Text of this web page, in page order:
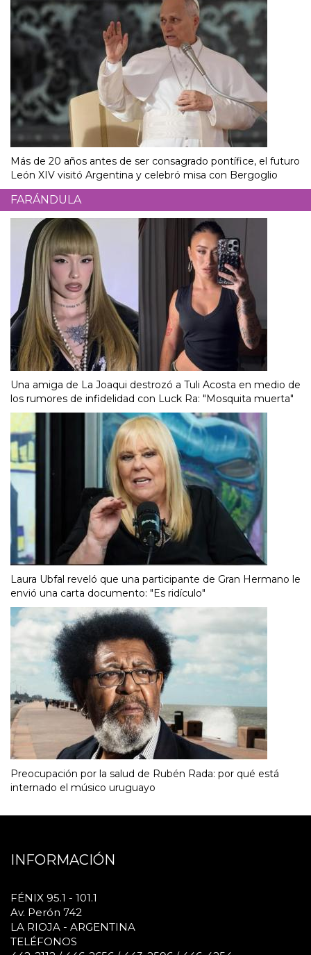
Más de 20 años antes de ser consagrado pontífice, el futuro
León XIV visitó Argentina y celebró misa con Bergoglio
FARÁNDULA
Una amiga de La Joaqui destrozó a Tuli Acosta en medio de
los rumores de infidelidad con Luck Ra: "Mosquita muerta"
Laura Ubfal reveló que una participante de Gran Hermano le
envió una carta documento: "Es ridículo"
Preocupación por la salud de Rubén Rada: por qué está
internado el músico uruguayo
INFORMACIÓN
FÉNIX 95.1 - 101.1
Av. Perón 742
LA RIOJA - ARGENTINA
TELÉFONOS